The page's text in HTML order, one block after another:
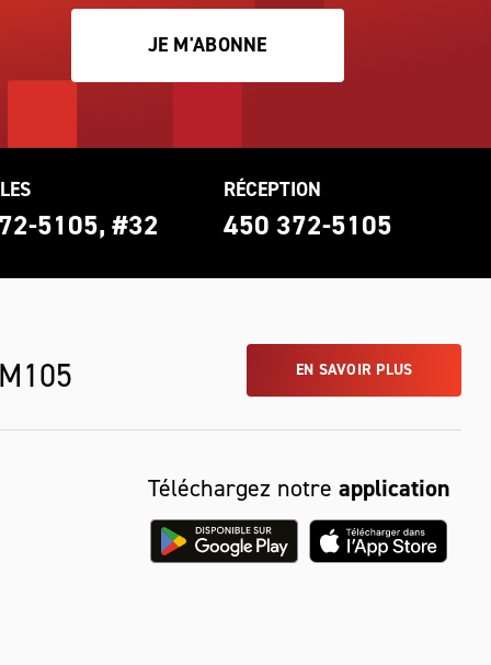
JE M'ABONNE
5105, #32
RÉCEPTION
450 372-5105
EN SAVOIR PLUS
Téléchargez notre application